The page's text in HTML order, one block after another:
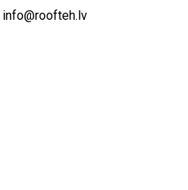
info@roofteh.lv